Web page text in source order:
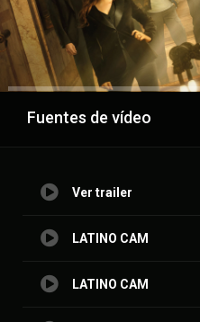
Anuncio
Fuentes de vídeo
Ver trailer
LATINO CAM
LATINO CAM